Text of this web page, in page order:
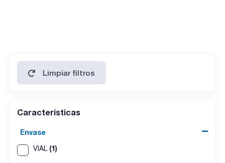
Limpiar filtros
Características
Envase
VIAL (1)